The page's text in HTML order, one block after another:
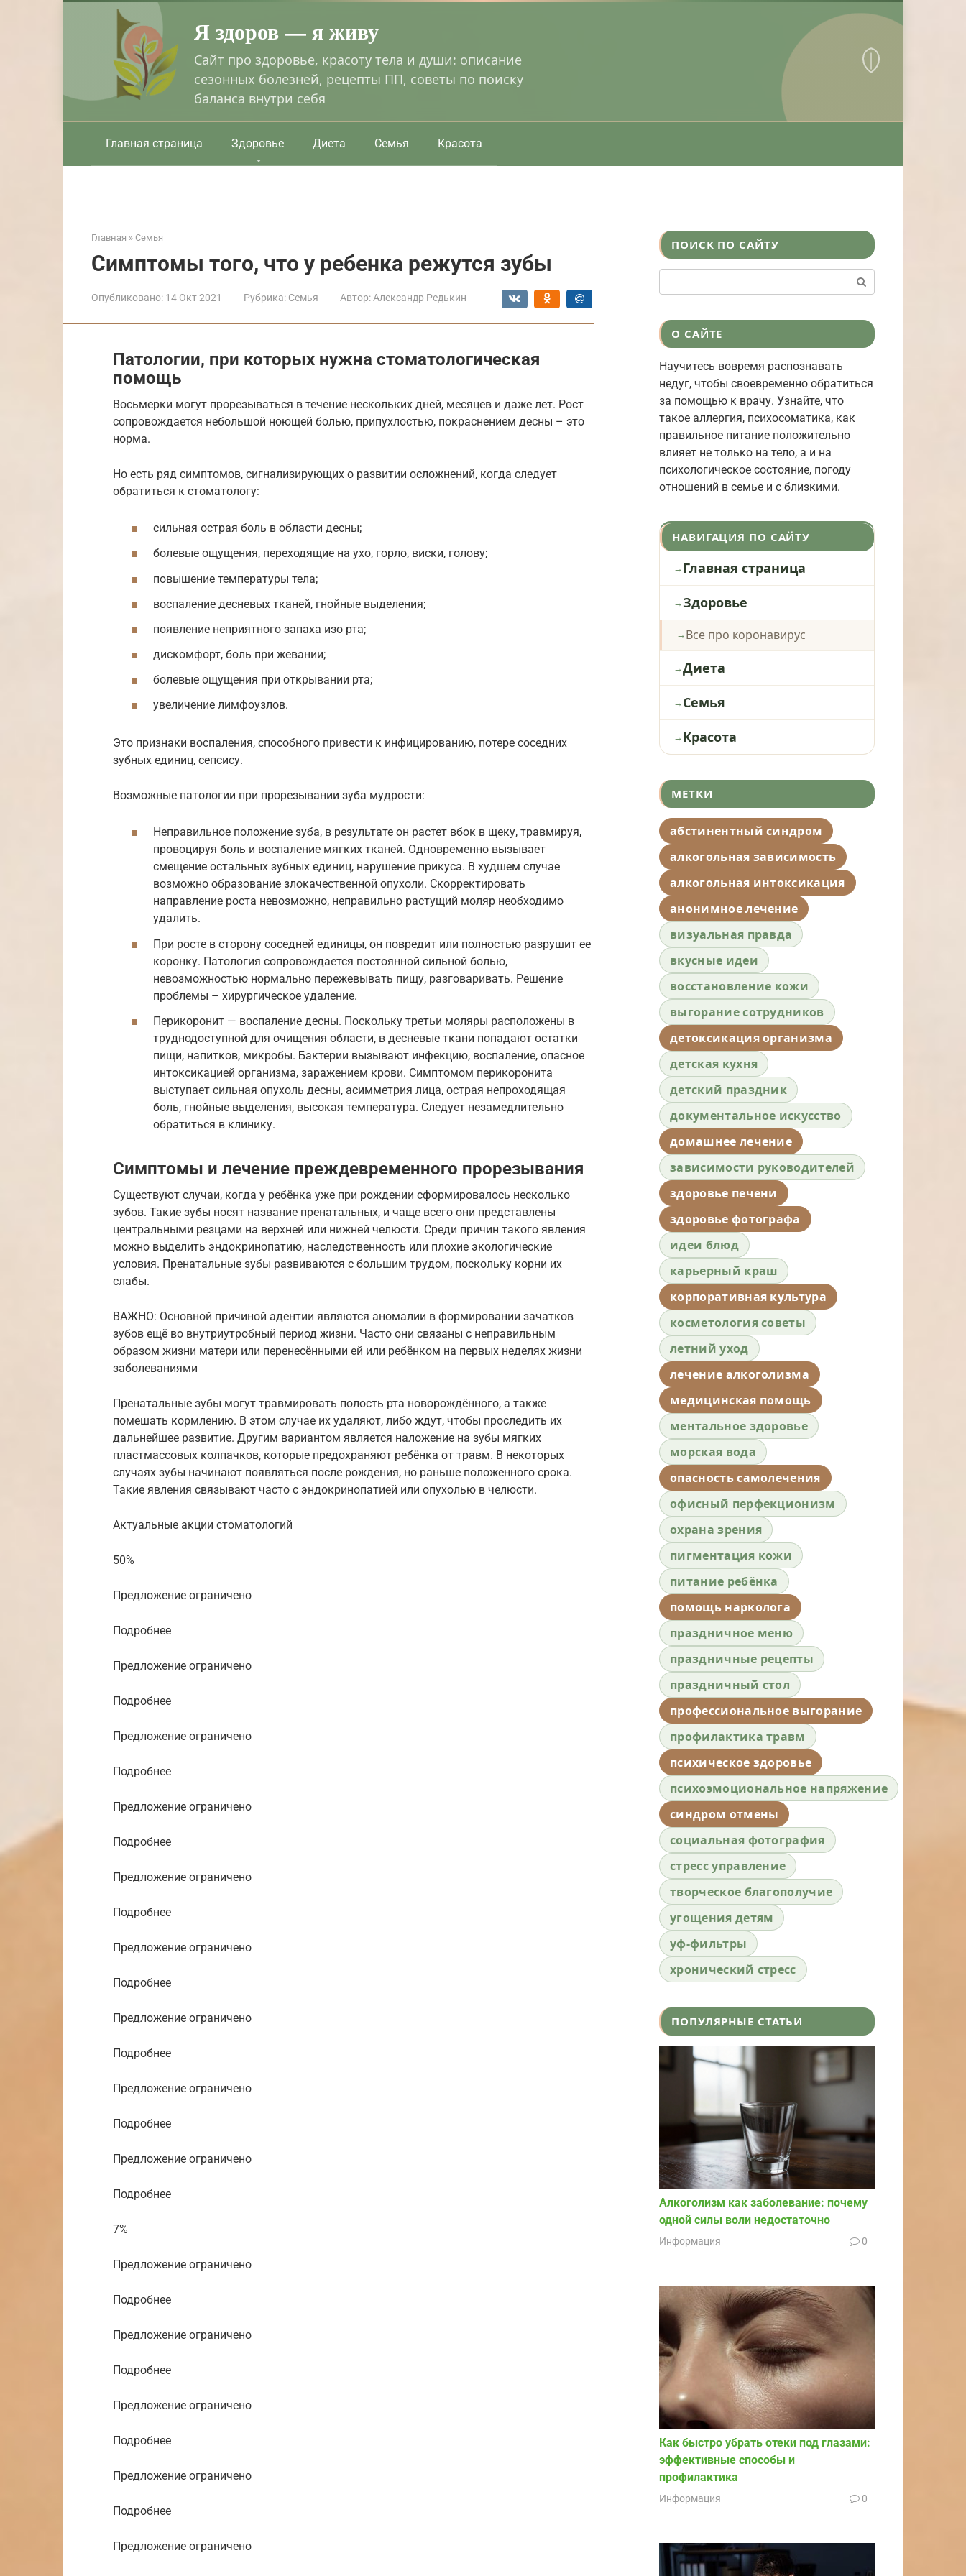
Я здоров — я живу
Сайт про здоровье, красоту тела и души: описание
сезонных болезней, рецепты ПП, советы по поиску
баланса внутри себя
Главная страница Здоровье Диета Семья Красота
Главная » Семья
Симптомы того, что у ребенка режутся зубы
Опубликовано: 14 Окт 2021 Рубрика: Семья Автор: Александр Редькин
Патологии, при которых нужна стоматологическая
помощь
Восьмерки могут прорезываться в течение нескольких дней, месяцев и даже лет. Рост
сопровождается небольшой ноющей болью, припухлостью, покраснением десны – это
норма.
Но есть ряд симптомов, сигнализирующих о развитии осложнений, когда следует
обратиться к стоматологу:
сильная острая боль в области десны;
болевые ощущения, переходящие на ухо, горло, виски, голову;
повышение температуры тела;
воспаление десневых тканей, гнойные выделения;
появление неприятного запаха изо рта;
дискомфорт, боль при жевании;
болевые ощущения при открывании рта;
увеличение лимфоузлов.
Это признаки воспаления, способного привести к инфицированию, потере соседних
зубных единиц, сепсису.
Возможные патологии при прорезывании зуба мудрости:
Неправильное положение зуба, в результате он растет вбок в щеку, травмируя,
провоцируя боль и воспаление мягких тканей. Одновременно вызывает
смещение остальных зубных единиц, нарушение прикуса. В худшем случае
возможно образование злокачественной опухоли. Скорректировать
направление роста невозможно, неправильно растущий моляр необходимо
удалить.
При росте в сторону соседней единицы, он повредит или полностью разрушит ее
коронку. Патология сопровождается постоянной сильной болью,
невозможностью нормально пережевывать пищу, разговаривать. Решение
проблемы – хирургическое удаление.
Перикоронит — воспаление десны. Поскольку третьи моляры расположены в
труднодоступной для очищения области, в десневые ткани попадают остатки
пищи, напитков, микробы. Бактерии вызывают инфекцию, воспаление, опасное
интоксикацией организма, заражением крови. Симптомом перикоронита
выступает сильная опухоль десны, асимметрия лица, острая непроходящая
боль, гнойные выделения, высокая температура. Следует незамедлительно
обратиться в клинику.
Симптомы и лечение преждевременного прорезывания
Существуют случаи, когда у ребёнка уже при рождении сформировалось несколько
зубов. Такие зубы носят название пренатальных, и чаще всего они представлены
центральными резцами на верхней или нижней челюсти. Среди причин такого явления
можно выделить эндокринопатию, наследственность или плохие экологические
условия. Пренатальные зубы развиваются с большим трудом, поскольку корни их
слабы.
ВАЖНО: Основной причиной адентии являются аномалии в формировании зачатков
зубов ещё во внутриутробный период жизни. Часто они связаны с неправильным
образом жизни матери или перенесёнными ей или ребёнком на первых неделях жизни
заболеваниями
Пренатальные зубы могут травмировать полость рта новорождённого, а также
помешать кормлению. В этом случае их удаляют, либо ждут, чтобы проследить их
дальнейшее развитие. Другим вариантом является наложение на зубы мягких
пластмассовых колпачков, которые предохраняют ребёнка от травм. В некоторых
случаях зубы начинают появляться после рождения, но раньше положенного срока.
Такие явления связывают часто с эндокринопатией или опухолью в челюсти.
Актуальные акции стоматологий
50%
Предложение ограничено
Подробнее
Предложение ограничено
Подробнее
Предложение ограничено
Подробнее
Предложение ограничено
Подробнее
Предложение ограничено
Подробнее
Предложение ограничено
Подробнее
Предложение ограничено
Подробнее
Предложение ограничено
Подробнее
Предложение ограничено
Подробнее
7%
Предложение ограничено
Подробнее
Предложение ограничено
Подробнее
Предложение ограничено
Подробнее
Предложение ограничено
Подробнее
Предложение ограничено
ПОИСК ПО САЙТУ
О САЙТЕ
Научитесь вовремя распознавать
недуг, чтобы своевременно обратиться
за помощью к врачу. Узнайте, что
такое аллергия, психосоматика, как
правильное питание положительно
влияет не только на тело, а и на
психологическое состояние, погоду
отношений в семье и с близкими.
НАВИГАЦИЯ ПО САЙТУ
Главная страница
Здоровье
Все про коронавирус
Диета
Семья
Красота
МЕТКИ
абстинентный синдром
алкогольная зависимость
алкогольная интоксикация
анонимное лечение
визуальная правда
вкусные идеи
восстановление кожи
выгорание сотрудников
детоксикация организма
детская кухня
детский праздник
документальное искусство
домашнее лечение
зависимости руководителей
здоровье печени
здоровье фотографа
идеи блюд
карьерный краш
корпоративная культура
косметология советы
летний уход
лечение алкоголизма
медицинская помощь
ментальное здоровье
морская вода
опасность самолечения
офисный перфекционизм
охрана зрения
пигментация кожи
питание ребёнка
помощь нарколога
праздничное меню
праздничные рецепты
праздничный стол
профессиональное выгорание
профилактика травм
психическое здоровье
психоэмоциональное напряжение
синдром отмены
социальная фотография
стресс управление
творческое благополучие
угощения детям
уф-фильтры
хронический стресс
ПОПУЛЯРНЫЕ СТАТЬИ
Алкоголизм как заболевание: почему
одной силы воли недостаточно
Информация 0
Как быстро убрать отеки под глазами:
эффективные способы и
профилактика
Информация 0